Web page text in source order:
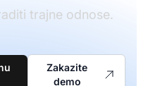
trajne odnose.
Zakazite
demo